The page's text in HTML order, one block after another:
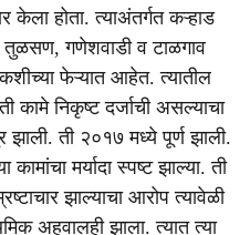
केला होता. त्याअंतर्गत कऱ्हाड
गणेशवाडी व टाळगाव
फेऱ्यात आहेत. त्यातील
कामे निकृष्ट दर्जाची असल्याचा
ती २०१७ मध्ये पूर्ण झाली.
मर्यादा स्पष्ट झाल्या. ती
झाल्याचा आरोप त्यावेळी
अहवालही झाला. त्यात त्या